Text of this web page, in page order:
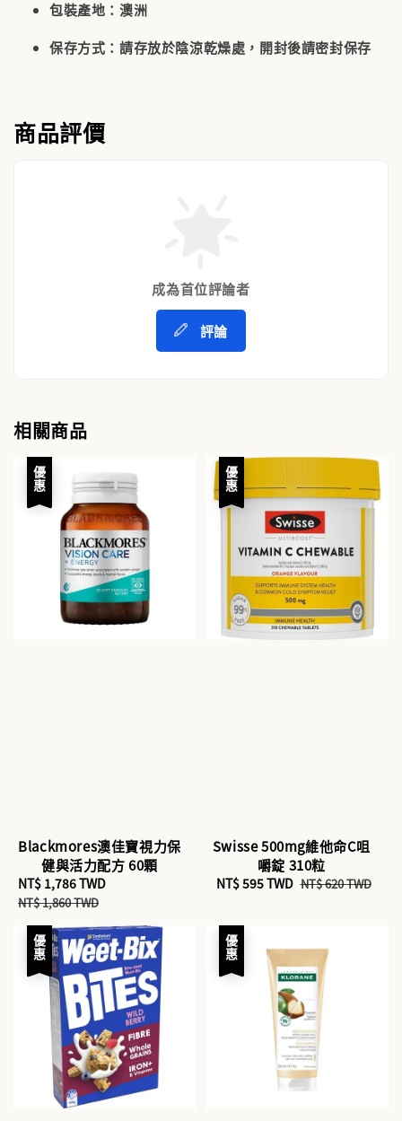
包裝產地：澳洲
保存方式：請存放於陰涼乾燥處，開封後請密封保存
商品評價
成為首位評論者
評論
相關商品
優惠
Blackmores澳佳寶視力保
健與活力配方 60顆
Sale
price
NT$ 1,786 TWD
NT$ 1,860 TWD
優惠
Swisse 500mg維他命C咀
嚼錠 310粒
Sale
NT$ 595 TWD Regular
NT$ 620 TWD
優惠 優惠